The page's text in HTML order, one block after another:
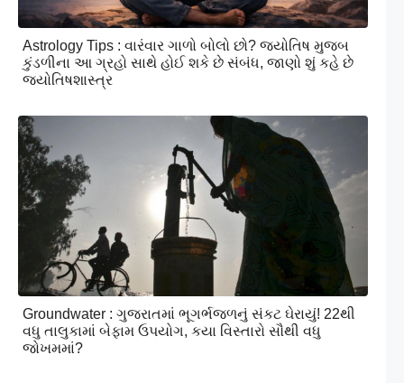
Astrology Tips : વારંવાર ગાળો બોલો છો? જ્યોતિષ મુજબ
કુંડળીના આ ગ્રહો સાથે હોઈ શકે છે સંબંધ, જાણો શું કહે છે
જ્યોતિષશાસ્ત્ર
Groundwater : ગુજરાતમાં ભૂગર્ભજળનું સંકટ ઘેરાયું! 22થી
વધુ તાલુકામાં બેફામ ઉપયોગ, કયા વિસ્તારો સૌથી વધુ
જોખમમાં?